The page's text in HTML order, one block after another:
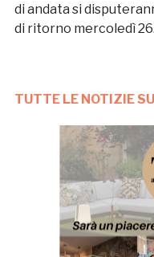
di andata si
di ritorno mercoledì 26.
TUTTE LE NOTIZIE